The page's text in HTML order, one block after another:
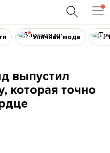
Уличная мода
выпустил
которая точно